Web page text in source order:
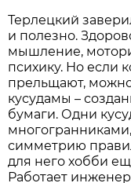
Терлецкий
и полезно.
мышление,
психику. Но если
прельщают,
кусудамы –
бумаги. Одни
симметрию
для него хобби
Работает